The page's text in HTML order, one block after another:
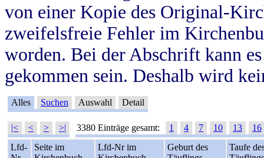
von einer Kopie des Original-
zweifelsfreie Fehler im
worden. Bei der Abschrift kann
gekommen sein. Deshalb wird
Alles Suchen Auswahl Detail
|< < > >| 3380 Einträge gesamt: 1 4 7 10 13
16
Lfd-
Seite im
Lfd-Nr im
Geburt des
Taufe